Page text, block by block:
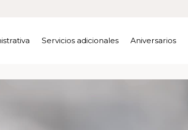
Servicios adicionales Aniversarios